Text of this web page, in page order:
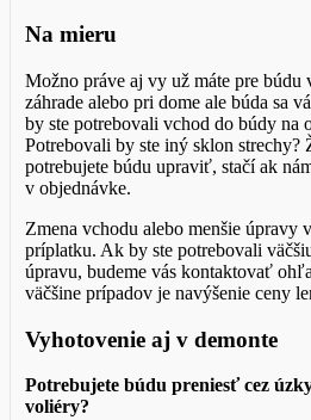
Na mieru
Možno práve aj vy už máte pre búdu
záhrade alebo pri dome ale búda sa
by ste potrebovali vchod do búdy na
Potrebovali by ste iný sklon strechy?
potrebujete búdu upraviť, stačí ak
v objednávke.
Zmena vchodu alebo menšie úpravy
príplatku. Ak by ste potrebovali
úpravu, budeme vás kontaktovať
väčšine prípadov je navýšenie ceny
Vyhotovenie aj v demonte
Potrebujete búdu preniesť cez
voliéry?